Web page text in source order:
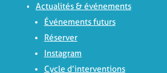
Actualités & événements
Événements futurs
Réserver
Instagram
Cycle d’interventions